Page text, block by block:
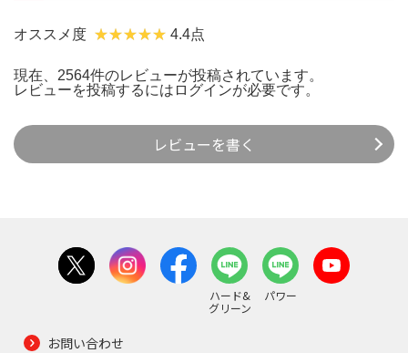
オススメ度 4.4点
現在、2564件のレビューが投稿されています。
レビューを投稿するには ログインが必要です。
レビューを書く
ハード&
グリーン
パワー
お問い合わせ